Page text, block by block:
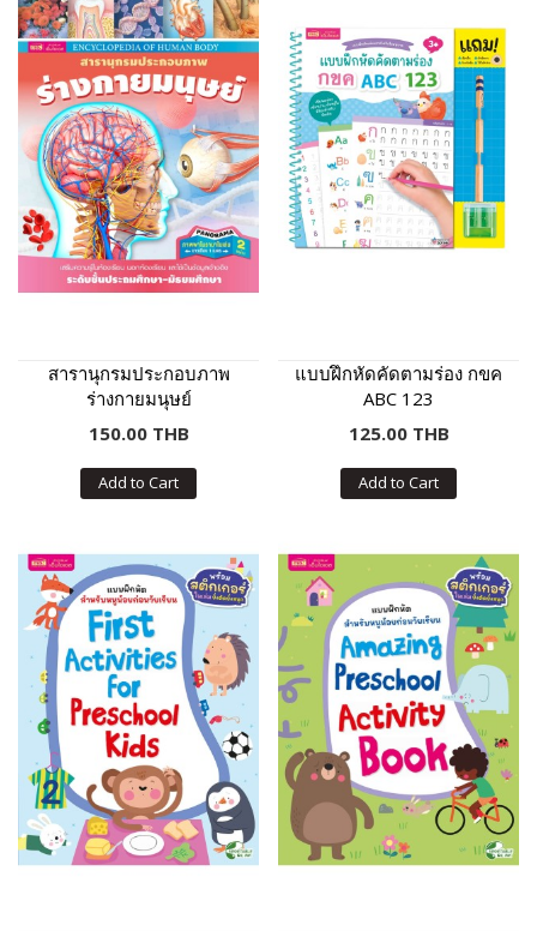
สารานุกรมประกอบภาพ
ร่างกายมนุษย์
150.00 THB
Add to Cart
แบบฝึกหัดคัดตามร่อง กขค
ABC 123
125.00 THB
Add to Cart